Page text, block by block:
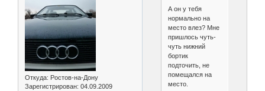
Откуда: Ростов-на-Дону
Зарегистрирован: 04.09.2009
А он у тебя
нормально на
место влез? Мне
пришлось чуть-
чуть нижний
бортик
подточить, не
помещался на
место.